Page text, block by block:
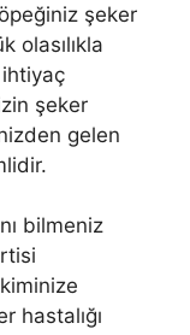
şeker
olasılıkla
ihtiyaç
şeker
gelen
bilmeniz
hastalığı